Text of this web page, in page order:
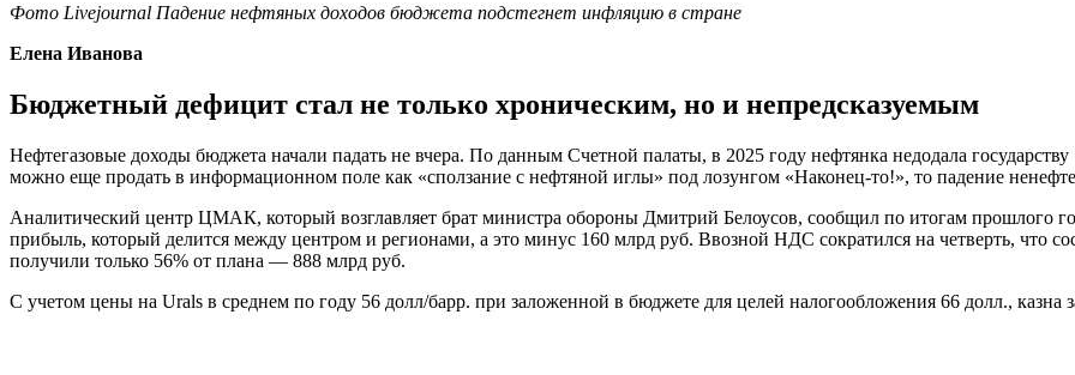
Фото Livejournal Падение нефтяных доходов бюджета подстегнет инфляцию в стране
Елена Иванова
Бюджетный дефицит стал не только хроническим, но и непредсказуемым
Нефтегазовые доходы бюджета начали падать не вчера. По данным Счетной палаты, в 2025 году нефтянка недодала
можно еще продать в информационном поле как «сползание с нефтяной иглы» под лозунгом «Наконец-то!», то падение
Аналитический центр ЦМАК, который возглавляет брат министра обороны Дмитрий Белоусов, сообщил по итогам прошлого
прибыль, который делится между центром и регионами, а это минус 160 млрд руб. Ввозной НДС сократился на четверть, что
получили только 56% от плана — 888 млрд руб.
С учетом цены на Urals в среднем по году 56 долл/барр. при заложенной в бюджете для целей налогообложения 66 долл., казна